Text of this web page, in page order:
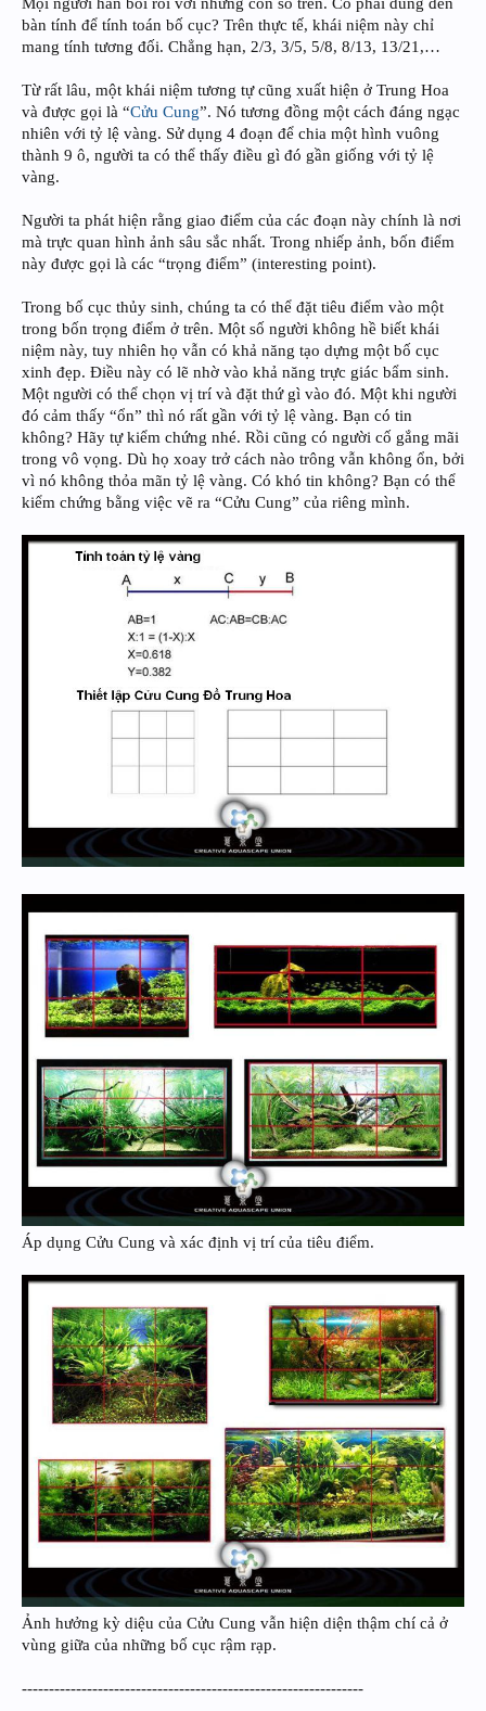
bàn tính để tính toán bố cục? Trên thực tế, khái niệm này chỉ
mang tính tương đối. Chẳng hạn, 2/3, 3/5, 5/8, 8/13, 13/21,…
Từ rất lâu, một khái niệm tương tự cũng xuất hiện ở Trung Hoa
và được gọi là “Cửu Cung”. Nó tương đồng một cách đáng ngạc
nhiên với tỷ lệ vàng. Sử dụng 4 đoạn để chia một hình vuông
thành 9 ô, người ta có thể thấy điều gì đó gần giống với tỷ lệ
vàng.
Người ta phát hiện rằng giao điểm của các đoạn này chính là nơi
mà trực quan hình ảnh sâu sắc nhất. Trong nhiếp ảnh, bốn điểm
này được gọi là các “trọng điểm” (interesting point).
Trong bố cục thủy sinh, chúng ta có thể đặt tiêu điểm vào một
trong bốn trọng điểm ở trên. Một số người không hề biết khái
niệm này, tuy nhiên họ vẫn có khả năng tạo dựng một bố cục
xinh đẹp. Điều này có lẽ nhờ vào khả năng trực giác bẩm sinh.
Một người có thể chọn vị trí và đặt thứ gì vào đó. Một khi người
đó cảm thấy “ổn” thì nó rất gần với tỷ lệ vàng. Bạn có tin
không? Hãy tự kiểm chứng nhé. Rồi cũng có người cố gắng mãi
trong vô vọng. Dù họ xoay trở cách nào trông vẫn không ổn, bởi
vì nó không thỏa mãn tỷ lệ vàng. Có khó tin không? Bạn có thể
kiểm chứng bằng việc vẽ ra “Cửu Cung” của riêng mình.
Áp dụng Cửu Cung và xác định vị trí của tiêu điểm.
Ảnh hưởng kỳ diệu của Cửu Cung vẫn hiện diện thậm chí cả ở
vùng giữa của những bố cục rậm rạp.
---------------------------------------------------------------